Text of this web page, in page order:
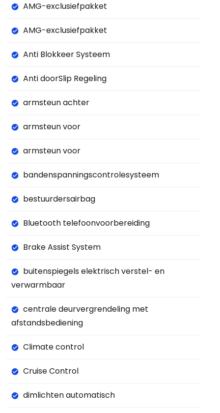
AMG-exclusiefpakket
AMG-exclusiefpakket
Anti Blokkeer Systeem
Anti doorSlip Regeling
armsteun achter
armsteun voor
armsteun voor
bandenspanningscontrolesysteem
bestuurdersairbag
Bluetooth telefoonvoorbereiding
Brake Assist System
buitenspiegels elektrisch verstel- en
verwarmbaar
centrale deurvergrendeling met
afstandsbediening
Climate control
Cruise Control
dimlichten automatisch